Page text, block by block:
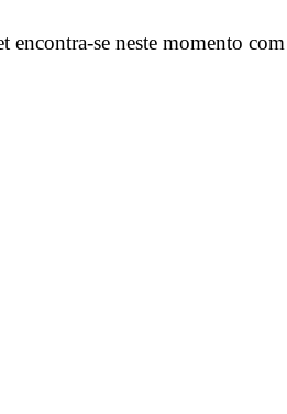
encontra-se neste momento